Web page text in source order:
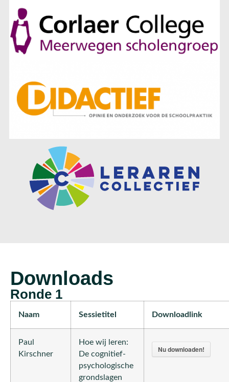
Downloads
Ronde 1
Naam Sessietitel Downloadlink
Paul
Kirschner
Hoe wij leren:
De cognitief-
psychologische
grondslagen
Nu downloaden!